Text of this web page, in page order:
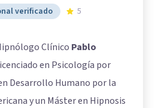
verificado 5
Clínico Pablo
en Psicología por
Desarrollo Humano por la
y un Máster en Hipnosis